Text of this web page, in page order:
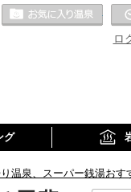
ロ
お気
グ
温泉、スーパー銭湯おす